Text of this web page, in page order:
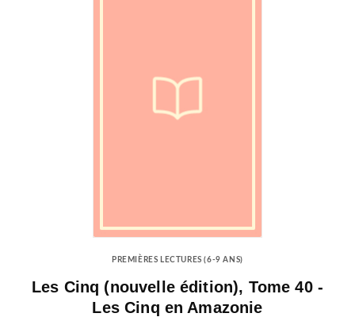
PREMIÈRES LECTURES (6-9 ANS)
Les Cinq (nouvelle édition), Tome 40 -
Les Cinq en Amazonie